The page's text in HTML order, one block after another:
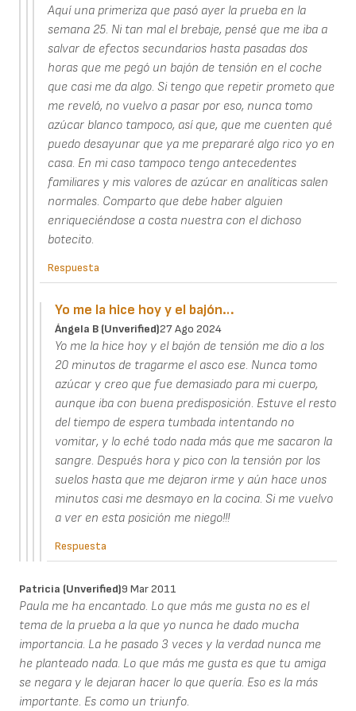
Aquí una primeriza que pasó ayer la prueba en la
semana 25. Ni tan mal el brebaje, pensé que me iba a
salvar de efectos secundarios hasta pasadas dos
horas que me pegó un bajón de tensión en el coche
que casi me da algo. Si tengo que repetir prometo que
me reveló, no vuelvo a pasar por eso, nunca tomo
azúcar blanco tampoco, así que, que me cuenten qué
puedo desayunar que ya me prepararé algo rico yo en
casa. En mi caso tampoco tengo antecedentes
familiares y mis valores de azúcar en analíticas salen
normales. Comparto que debe haber alguien
enriqueciéndose a costa nuestra con el dichoso
botecito.
Respuesta
Yo me la hice hoy y el bajón…
Ángela B (unverified)27 Ago 2024
Yo me la hice hoy y el bajón de tensión me dio a los
20 minutos de tragarme el asco ese. Nunca tomo
azúcar y creo que fue demasiado para mi cuerpo,
aunque iba con buena predisposición. Estuve el resto
del tiempo de espera tumbada intentando no
vomitar, y lo eché todo nada más que me sacaron la
sangre. Después hora y pico con la tensión por los
suelos hasta que me dejaron irme y aún hace unos
minutos casi me desmayo en la cocina. Si me vuelvo
a ver en esta posición me niego!!!
Respuesta
Patricia (unverified)9 Mar 2011
Paula me ha encantado. Lo que más me gusta no es el
tema de la prueba a la que yo nunca he dado mucha
importancia. La he pasado 3 veces y la verdad nunca me
he planteado nada. Lo que más me gusta es que tu amiga
se negara y le dejaran hacer lo que quería. Eso es la más
importante. Es como un triunfo.